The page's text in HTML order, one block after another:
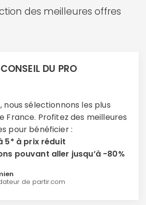
des meilleures offres
CONSEIL DU PRO
nous sélectionnons les plus
France. Profitez des meilleures
pour bénéficier :
5* à prix réduit
pouvant aller jusqu’à -80%
de partir.com